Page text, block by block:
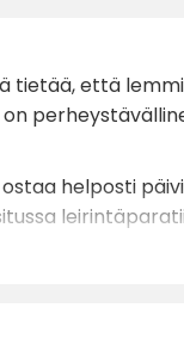
tietää, että
helposti